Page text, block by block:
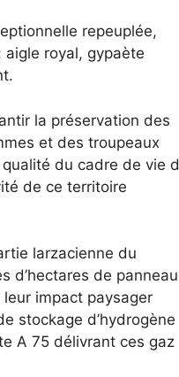
repeuplée,
aigle royal, gypaète
la préservation des
et des troupeaux
du cadre de vie
de ce territoire
larzacienne du
d’hectares de
impact paysager
stockage d’hydrogène
A 75 délivrant ces gaz